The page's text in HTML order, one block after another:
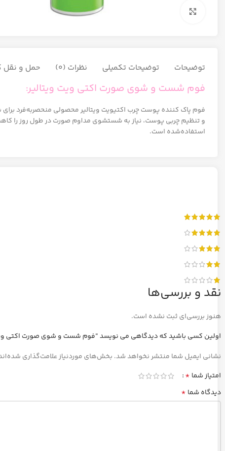
توضیحات توضیحات تکمیلی نظرات (0) حمل و نقل
فوم شست و شوی صورت اکتی ویت ویتالیر:
فوم پاک کننده پوست چرب اکتیویت ویتالیر محصولی منحصربه‌فرد
استفاده‌شده است.
نقد و بررسی‌ها
هنوز بررسی‌ای ثبت نشده است.
اولین کسی باشید که دیدگاهی می نویسد “فوم شست و شوی صورت اکتی
نشانی ایمیل شما منتشر نخواهد شد. بخش‌های موردنیاز علامت‌گذاری
امتیاز شما *
دیدگاه شما *